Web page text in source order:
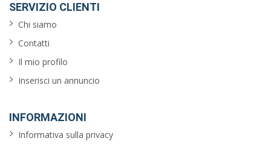
SERVIZIO CLIENTI
Chi siamo
Contatti
Il mio profilo
Inserisci un annuncio
INFORMAZIONI
Informativa sulla privacy